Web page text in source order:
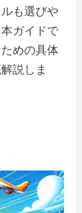
も選びや
ガイドで
めの具体
説しま